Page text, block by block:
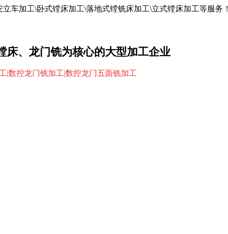
车加工\卧式镗床加工\落地式镗铣床加工\立式镗床加工等服务！
床、龙门铣为核心的大型加工企业
|数控龙门铣加工|数控龙门五面铣加工